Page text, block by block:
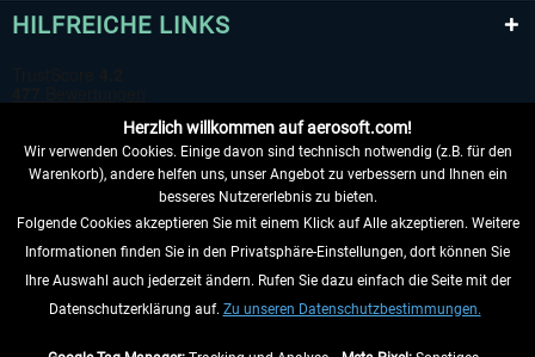
HILFREICHE LINKS
VERTRAG WIDERRUFEN
INFORMATIONEN
Herzlich willkommen auf aerosoft.com!
Wir verwenden Cookies. Einige davon sind technisch notwendig (z.B. für den
Warenkorb), andere helfen uns, unser Angebot zu verbessern und Ihnen ein
besseres Nutzererlebnis zu bieten.
Folgende Cookies akzeptieren Sie mit einem Klick auf Alle akzeptieren. Weitere
Informationen finden Sie in den Privatsphäre-Einstellungen, dort können Sie
Ihre Auswahl auch jederzeit ändern. Rufen Sie dazu einfach die Seite mit der
Datenschutzerklärung auf. Zu unseren Datenschutzbestimmungen.